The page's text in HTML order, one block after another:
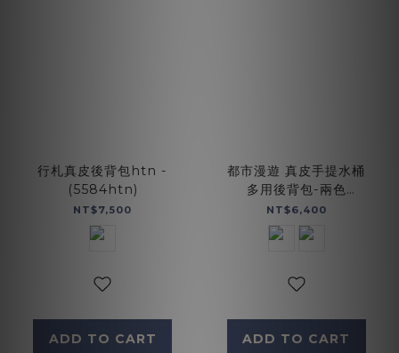
行札真皮後背包htn -
(5584htn)
NT$7,500
ADD TO CART
都市漫遊 真皮手提水桶
多用後背包-兩色
(234063)
NT$6,400
ADD TO CART